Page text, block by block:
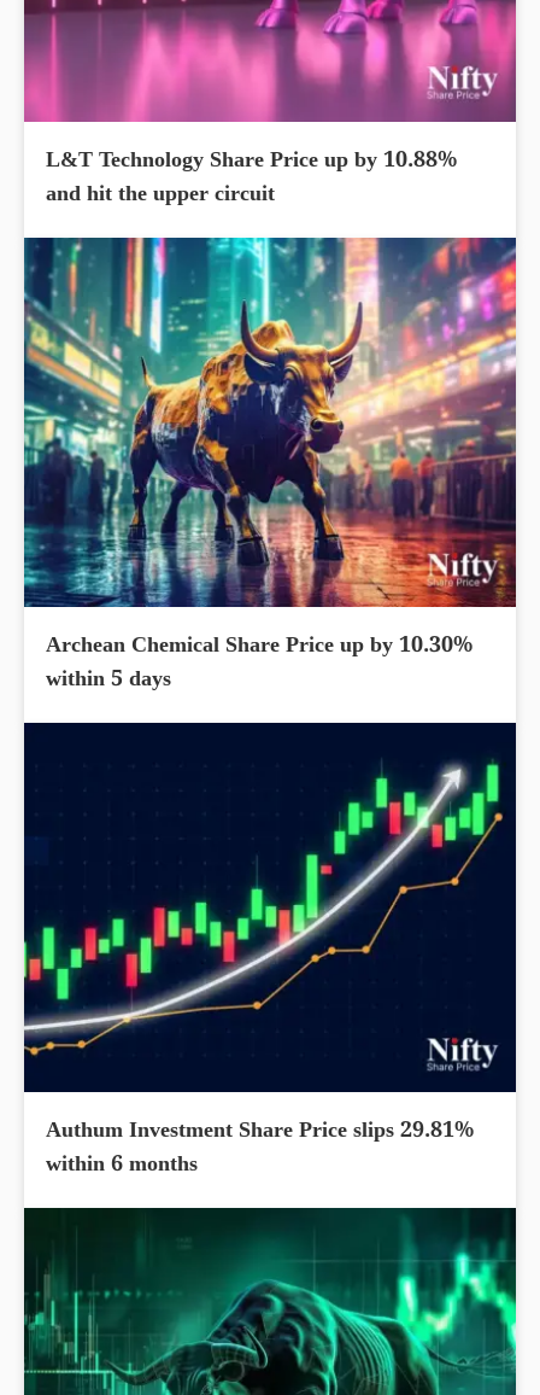
L&T Technology Share Price up by 10.88%
and hit the upper circuit
Archean Chemical Share Price up by 10.30%
within 5 days
Authum Investment Share Price slips 29.81%
within 6 months